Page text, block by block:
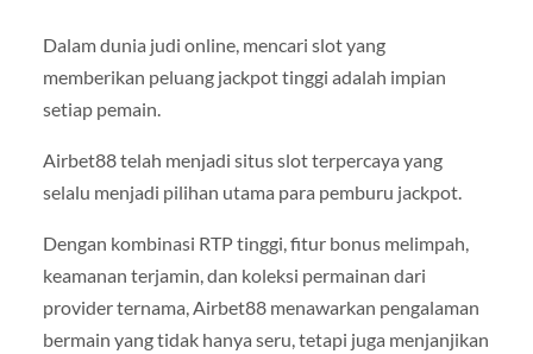
Dalam dunia judi online, mencari slot yang
memberikan peluang jackpot tinggi adalah impian
setiap pemain.
Airbet88 telah menjadi situs slot terpercaya yang
selalu menjadi pilihan utama para pemburu jackpot.
Dengan kombinasi RTP tinggi, fitur bonus melimpah,
keamanan terjamin, dan koleksi permainan dari
provider ternama, Airbet88 menawarkan pengalaman
bermain yang tidak hanya seru, tetapi juga menjanjikan